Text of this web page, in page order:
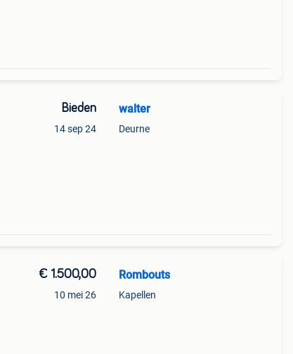
Bieden
14 sep 24
walter
Deurne
€ 1.500,00
10 mei 26
Rombouts
Kapellen